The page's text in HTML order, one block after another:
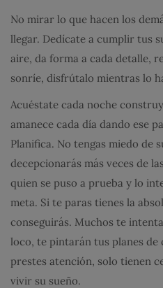
No mirar lo que hacen los
llegar. Dedícate a cumplir tus
aire, da forma a cada detalle,
sonríe, disfrútalo mientras lo
Acuéstate cada noche
amanece cada día dando ese
Planifica. No tengas miedo de
decepcionarás más veces de
quien se puso a prueba y lo
meta. Si te paras tienes la
conseguirás. Muchos te
loco, te pintarán tus planes de
prestes atención, solo tienen
vivir su sueño.